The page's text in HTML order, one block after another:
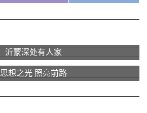
沂蒙深处有人家
思想之光 照亮前路